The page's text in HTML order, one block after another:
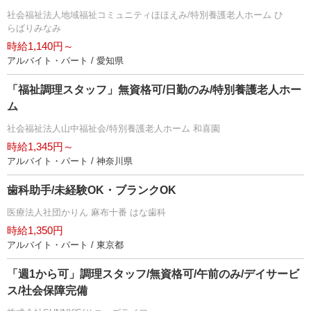
社会福祉法人地域福祉コミュニティほほえみ/特別養護老人ホーム ひ
らばりみなみ
時給1,140円～
アルバイト・パート / 愛知県
「福祉調理スタッフ」無資格可/日勤のみ/特別養護老人ホー
ム
社会福祉法人山中福祉会/特別養護老人ホーム 和喜園
時給1,345円～
アルバイト・パート / 神奈川県
歯科助手/未経験OK・ブランクOK
医療法人社団かりん 麻布十番 はな歯科
時給1,350円
アルバイト・パート / 東京都
「週1から可」調理スタッフ/無資格可/午前のみ/デイサービ
ス/社会保障完備